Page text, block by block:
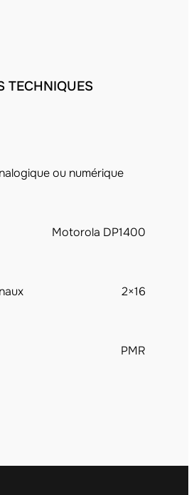
TECHNIQUES
ou numérique
Motorola DP1400
2×16
PMR